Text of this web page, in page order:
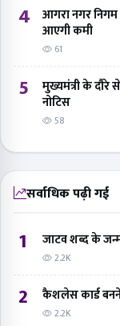
4
आगरा नगर
आएगी कमी
61
5
मुख्यमंत्री के दौरे
नोटिस
58
सर्वाधिक पढ़ी गई
1 जाटव शब्द के
2.2K
2 कैशलेस कार्ड
2.2K